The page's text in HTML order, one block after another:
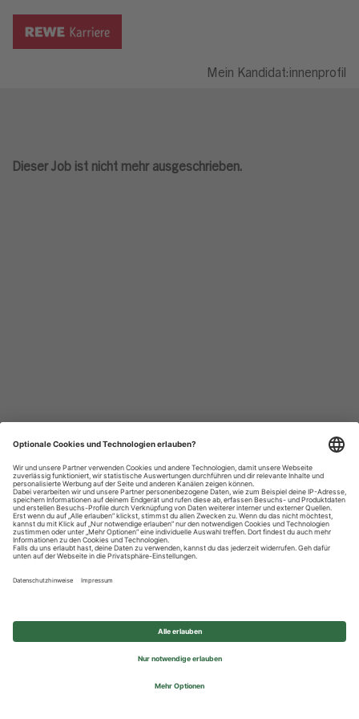
Mein Kandidat:innenprofil
Dieser Job ist nicht mehr ausgeschrieben.
Datenschutzhinweise
Impressum
Privatsphäre-Einstellungen
© 2026 REWE Group - All rights reserved